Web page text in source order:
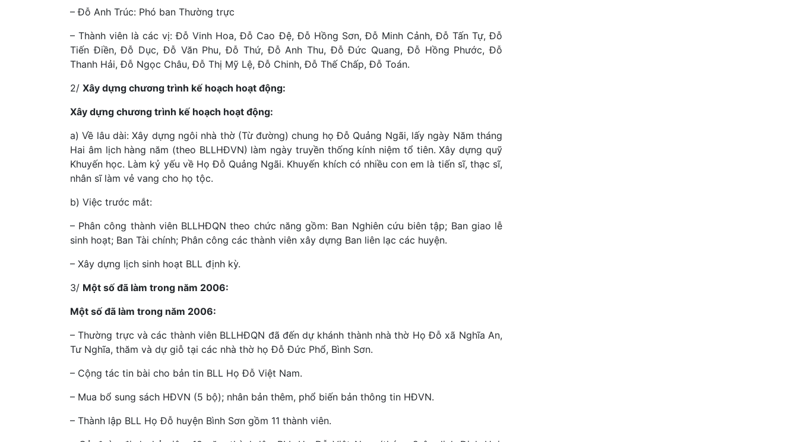
– Đỗ Anh Trúc: Phó ban Thường trực
– Thành viên là các vị: Đỗ Vinh Hoa, Đỗ Cao Đệ, Đỗ Hồng Sơn, Đỗ Minh Cảnh, Đỗ Tấn Tự, Đỗ
Tiến Điền, Đỗ Dục, Đỗ Văn Phu, Đỗ Thứ, Đỗ Anh Thu, Đỗ Đức Quang, Đỗ Hồng Phước, Đỗ
Thanh Hải, Đỗ Ngọc Châu, Đỗ Thị Mỹ Lệ, Đỗ Chinh, Đỗ Thế Chấp, Đỗ Toán.
2/ Xây dựng chương trình kế hoạch hoạt động:
Xây dựng chương trình kế hoạch hoạt động:
a) Về lâu dài: Xây dựng ngôi nhà thờ (Từ đường) chung họ Đỗ Quảng Ngãi, lấy ngày Năm tháng
Hai âm lịch hàng năm (theo BLLHĐVN) làm ngày truyền thống kính niệm tổ tiên. Xây dựng quỹ
Khuyến học. Làm kỷ yếu về Họ Đỗ Quảng Ngãi. Khuyến khích có nhiều con em là tiến sĩ, thạc sĩ,
nhân sĩ làm vẻ vang cho họ tộc.
b) Việc trước mắt:
– Phân công thành viên BLLHĐQN theo chức năng gồm: Ban Nghiên cứu biên tập; Ban giao lễ
sinh hoạt; Ban Tài chính; Phân công các thành viên xây dựng Ban liên lạc các huyện.
– Xây dựng lịch sinh hoạt BLL định kỳ.
3/ Một số đã làm trong năm 2006:
Một số đã làm trong năm 2006:
– Thường trực và các thành viên BLLHĐQN đã đến dự khánh thành nhà thờ Họ Đỗ xã Nghĩa An,
Tư Nghĩa, thăm và dự giỗ tại các nhà thờ họ Đỗ Đức Phổ, Bình Sơn.
– Cộng tác tin bài cho bản tin BLL Họ Đỗ Việt Nam.
– Mua bổ sung sách HĐVN (5 bộ); nhân bản thêm, phổ biến bản thông tin HĐVN.
– Thành lập BLL Họ Đỗ huyện Bình Sơn gồm 11 thành viên.